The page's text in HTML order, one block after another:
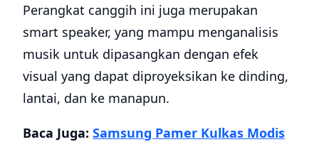
Perangkat canggih ini juga merupakan
smart speaker, yang mampu menganalisis
musik untuk dipasangkan dengan efek
visual yang dapat diproyeksikan ke dinding,
lantai, dan ke manapun.
Baca Juga: Samsung Pamer Kulkas Modis